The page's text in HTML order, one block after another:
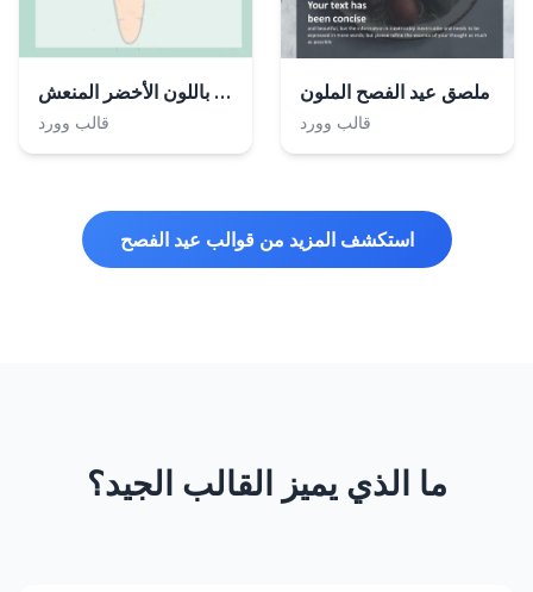
رسالة يوم عيد الفصح باللون الأخضر المنعش
قالب وورد
ملصق عيد الفصح الملون
قالب وورد
استكشف المزيد من قوالب عيد الفصح
ما الذي يميز القالب الجيد؟